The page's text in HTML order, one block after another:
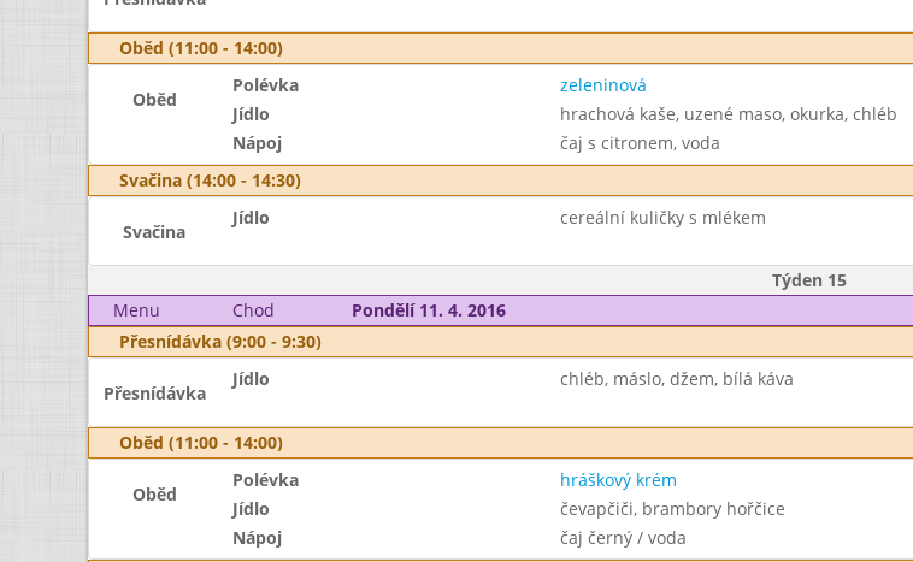
Oběd (11:00 - 14:00)
Oběd
Polévka zeleninová
Jídlo
hrachová kaše, uzené maso, okurka, chléb
Nápoj
čaj s citronem, voda
Svačina (14:00 - 14:30)
Svačina
Jídlo cereální kuličky s mlékem
Týden 15
Menu
Chod Pondělí 11. 4. 2016
Přesnídávka (9:00 - 9:30)
Přesnídávka
Jídlo chléb, máslo, džem, bílá káva
Oběd (11:00 - 14:00)
Oběd
Polévka hráškový krém
Jídlo
čevapčiči, brambory hořčice
Nápoj
čaj černý / voda